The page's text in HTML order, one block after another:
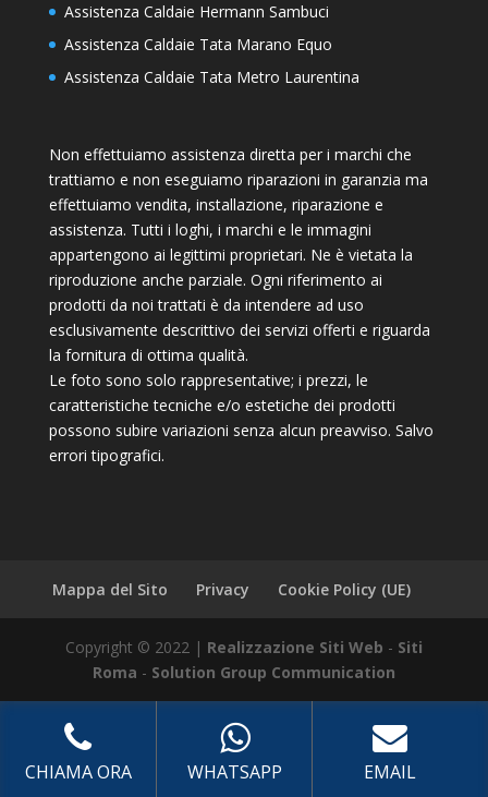
Assistenza Caldaie Hermann Sambuci
Assistenza Caldaie Tata Marano Equo
Assistenza Caldaie Tata Metro Laurentina
Non effettuiamo assistenza diretta per i marchi che
trattiamo e non eseguiamo riparazioni in garanzia ma
effettuiamo vendita, installazione, riparazione e
assistenza. Tutti i loghi, i marchi e le immagini
appartengono ai legittimi proprietari. Ne è vietata la
riproduzione anche parziale. Ogni riferimento ai
prodotti da noi trattati è da intendere ad uso
esclusivamente descrittivo dei servizi offerti e riguarda
la fornitura di ottima qualità.
Le foto sono solo rappresentative; i prezzi, le
caratteristiche tecniche e/o estetiche dei prodotti
possono subire variazioni senza alcun preavviso. Salvo
errori tipografici.
Mappa del Sito Privacy Cookie Policy (UE)
Copyright © 2022 | Realizzazione Siti Web - Siti
Roma - Solution Group Communication
CHIAMA ORA WHATSAPP EMAIL